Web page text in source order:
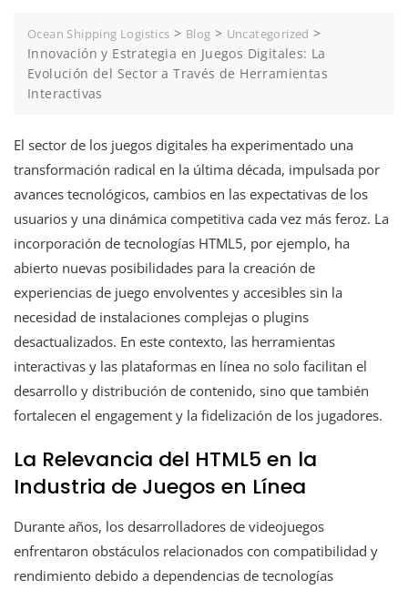
Ocean Shipping Logistics > Blog > Uncategorized >
Innovación y Estrategia en Juegos Digitales: La
Evolución del Sector a Través de Herramientas
Interactivas
El sector de los juegos digitales ha experimentado una
transformación radical en la última década, impulsada por
avances tecnológicos, cambios en las expectativas de los
usuarios y una dinámica competitiva cada vez más feroz. La
incorporación de tecnologías HTML5, por ejemplo, ha
abierto nuevas posibilidades para la creación de
experiencias de juego envolventes y accesibles sin la
necesidad de instalaciones complejas o plugins
desactualizados. En este contexto, las herramientas
interactivas y las plataformas en línea no solo facilitan el
desarrollo y distribución de contenido, sino que también
fortalecen el engagement y la fidelización de los jugadores.
La Relevancia del HTML5 en la
Industria de Juegos en Línea
Durante años, los desarrolladores de videojuegos
enfrentaron obstáculos relacionados con compatibilidad y
rendimiento debido a dependencias de tecnologías